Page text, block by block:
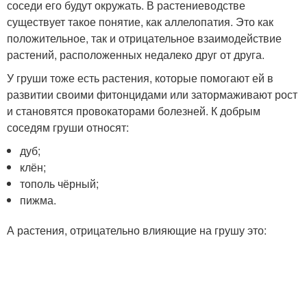
соседи его будут окружать. В растениеводстве
существует такое понятие, как аллелопатия. Это как
положительное, так и отрицательное взаимодействие
растений, расположенных недалеко друг от друга.
У груши тоже есть растения, которые помогают ей в
развитии своими фитонцидами или затормаживают рост
и становятся провокаторами болезней. К добрым
соседям груши относят:
дуб;
клён;
тополь чёрный;
пижма.
А растения, отрицательно влияющие на грушу это: